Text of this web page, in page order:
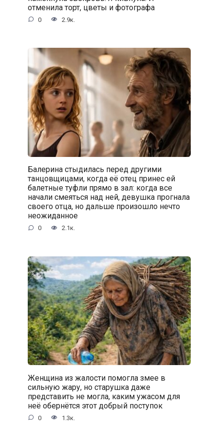
отменила торт, цветы и фотографа
0 2.9к.
Балерина стыдилась перед другими
танцовщицами, когда её отец принес ей
балетные туфли прямо в зал: когда все
начали смеяться над ней, девушка прогнала
своего отца, но дальше произошло нечто
неожиданное
0 2.1к.
Женщина из жалости помогла змее в
сильную жару, но старушка даже
представить не могла, каким ужасом для
неё обернётся этот добрый поступок
0 1.3к.